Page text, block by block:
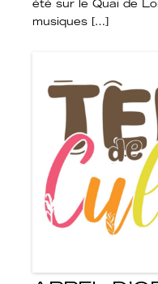
été sur le Quai de
musiques […]